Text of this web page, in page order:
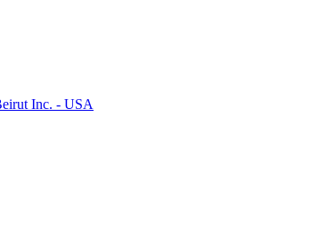
Inc. - USA